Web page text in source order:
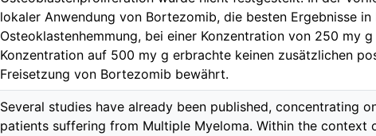
lokaler Anwendung von Bortezomib, die besten Ergebnisse
Osteoklastenhemmung, bei einer Konzentration von 250 my
Konzentration auf 500 my g erbrachte keinen zusätzlichen
Freisetzung von Bortezomib bewährt.
Several studies have already been published, concentrating
patients suffering from Multiple Myeloma. Within the